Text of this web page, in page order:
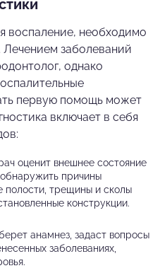
воспаление, необходимо
Лечением заболеваний
однако
первую помощь может
включает в себя
оценит внешнее состояние
причины
полости, трещины и сколы
конструкции.
анамнез, задаст вопросы
заболеваниях,